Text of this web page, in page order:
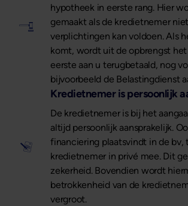
hypotheek in eerste rang. Hier
gemaakt als de kredietnemer
verplichtingen kan voldoen. Als
komt, wordt uit de opbrengst het
eerste aan u terugbetaald, nog
bijvoorbeeld de Belastingdienst
Kredietnemer is persoonlijk
De kredietnemer is bij het
altijd persoonlijk aansprakelijk.
financiering plaatsvindt in de bv,
kredietnemer in privé mee. Dit
zekerheid. Bovendien wordt
betrokkenheid van de
vergroot.